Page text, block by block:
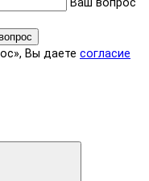
Вы даете согласие